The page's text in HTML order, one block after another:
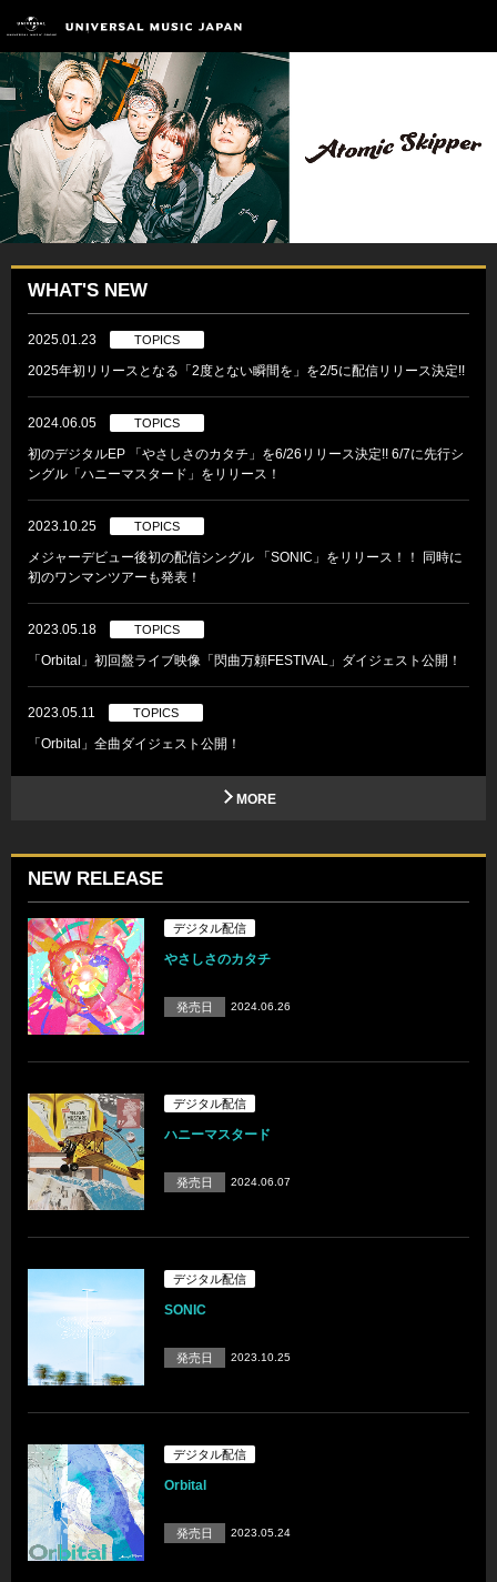
WHAT'S NEW
2025.01.23 TOPICS
2025年初リリースとなる「2度とない瞬間を」を2/5に配信リリース決定!!
2024.06.05 TOPICS
初のデジタルEP 「やさしさのカタチ」を6/26リリース決定!! 6/7に先行シ
ングル「ハニーマスタード」をリリース！
2023.10.25 TOPICS
メジャーデビュー後初の配信シングル 「SONIC」をリリース！！ 同時に
初のワンマンツアーも発表！
2023.05.18 TOPICS
「Orbital」初回盤ライブ映像「閃曲万頼FESTIVAL」ダイジェスト公開！
2023.05.11 TOPICS
「Orbital」全曲ダイジェスト公開！
MORE
NEW RELEASE
デジタル配信
やさしさのカタチ
発売日 2024.06.26
デジタル配信
ハニーマスタード
発売日 2024.06.07
デジタル配信
SONIC
発売日 2023.10.25
デジタル配信
Orbital
発売日 2023.05.24